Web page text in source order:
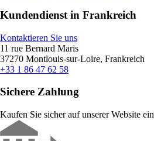
Kundendienst in Frankreich
Kontaktieren Sie uns
11 rue Bernard Maris
37270 Montlouis-sur-Loire, Frankreich
+33 1 86 47 62 58
Sichere Zahlung
Kaufen Sie sicher auf unserer Website ein